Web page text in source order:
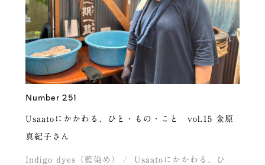
Number 251
Usaatoにかかわる、ひと・もの・こと vol.15 金原
真紀子さん
Indigo dyes（藍染め） Usaatoにかかわる、ひ